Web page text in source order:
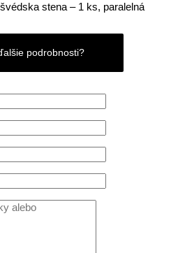
stena – 1 ks, paralelná
podrobnosti?